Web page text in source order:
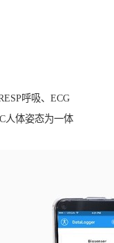
呼吸、ECG
人体姿态为一体